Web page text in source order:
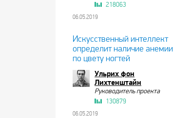
218063
06.05.2019
Искусственный интеллект
определит наличие анемии
по цвету ногтей
Ульрих фон
Лихтенштайн
Руководитель проекта
130879
06.05.2019